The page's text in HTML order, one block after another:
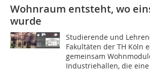
Wohnraum entsteht, wo
wurde
Studierende und
Fakultäten der TH Köln
gemeinsam
Industriehallen, die